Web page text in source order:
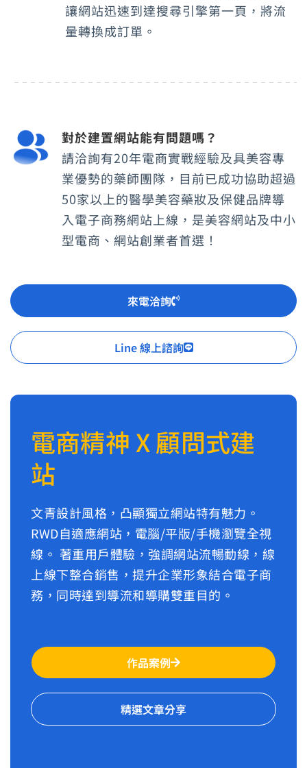
讓網站迅速到達搜尋引擎第一頁，將流
量轉換成訂單。
對於建置網站能有問題嗎？
請洽詢有20年電商實戰經驗及具美容專
業優勢的藥師團隊，目前已成功協助超過
50家以上的醫學美容藥妝及保健品牌導
入電子商務網站上線，是美容網站及中小
型電商、網站創業者首選！
來電洽詢
Line 線上諮詢
電商精神 X 顧問式建
站
文青設計風格，凸顯獨立網站特有魅力。
RWD自適應網站，電腦/平版/手機瀏覽全視
線。 著重用戶體驗，強調網站流暢動線，線
上線下整合銷售，提升企業形象結合電子商
務，同時達到導流和導購雙重目的。
作品案例
精選文章分享